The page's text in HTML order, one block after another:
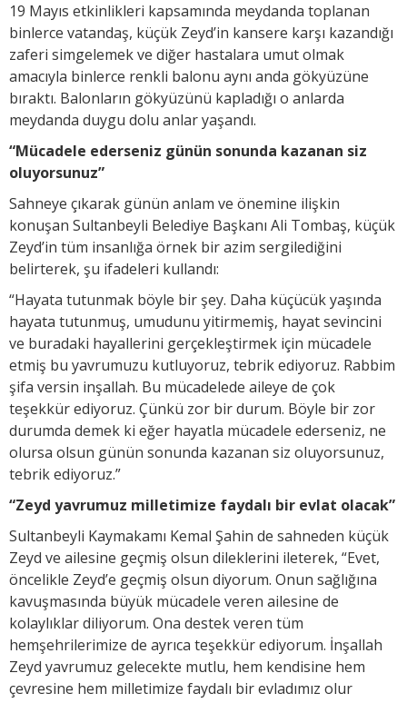
19 Mayıs etkinlikleri kapsamında meydanda toplanan
binlerce vatandaş, küçük Zeyd’in kansere karşı kazandığı
zaferi simgelemek ve diğer hastalara umut olmak
amacıyla binlerce renkli balonu aynı anda gökyüzüne
bıraktı. Balonların gökyüzünü kapladığı o anlarda
meydanda duygu dolu anlar yaşandı.
“Mücadele ederseniz günün sonunda kazanan siz
oluyorsunuz”
Sahneye çıkarak günün anlam ve önemine ilişkin
konuşan Sultanbeyli Belediye Başkanı Ali Tombaş, küçük
Zeyd’in tüm insanlığa örnek bir azim sergilediğini
belirterek, şu ifadeleri kullandı:
“Hayata tutunmak böyle bir şey. Daha küçücük yaşında
hayata tutunmuş, umudunu yitirmemiş, hayat sevincini
ve buradaki hayallerini gerçekleştirmek için mücadele
etmiş bu yavrumuzu kutluyoruz, tebrik ediyoruz. Rabbim
şifa versin inşallah. Bu mücadelede aileye de çok
teşekkür ediyoruz. Çünkü zor bir durum. Böyle bir zor
durumda demek ki eğer hayatla mücadele ederseniz, ne
olursa olsun günün sonunda kazanan siz oluyorsunuz,
tebrik ediyoruz.”
“Zeyd yavrumuz milletimize faydalı bir evlat olacak”
Sultanbeyli Kaymakamı Kemal Şahin de sahneden küçük
Zeyd ve ailesine geçmiş olsun dileklerini ileterek, “Evet,
öncelikle Zeyd’e geçmiş olsun diyorum. Onun sağlığına
kavuşmasında büyük mücadele veren ailesine de
kolaylıklar diliyorum. Ona destek veren tüm
hemşehrilerimize de ayrıca teşekkür ediyorum. İnşallah
Zeyd yavrumuz gelecekte mutlu, hem kendisine hem
çevresine hem milletimize faydalı bir evladımız olur